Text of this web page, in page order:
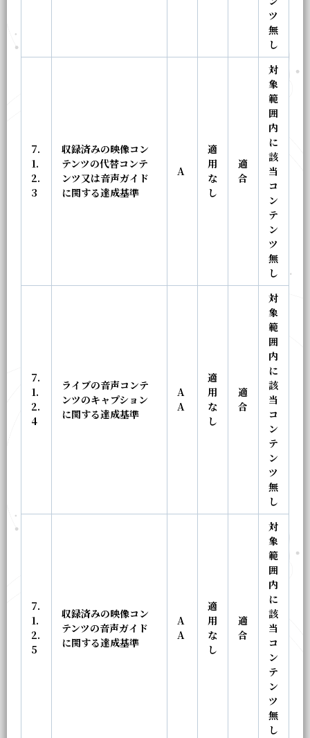
ツ
無
し
7.
1.
2.
3
収録済みの映像コン
テンツの代替コンテ
ンツ又は音声ガイド
に関する達成基準
A
適
用
な
し
適
合
対
象
範
囲
内
に
該
当
コ
ン
テ
ン
ツ
無
し
7.
1.
2.
4
ライブの音声コンテ
ンツのキャプション
に関する達成基準
A
A
適
用
な
し
適
合
対
象
範
囲
内
に
該
当
コ
ン
テ
ン
ツ
無
し
7.
1.
2.
5
収録済みの映像コン
テンツの音声ガイド
に関する達成基準
A
A
適
用
な
し
適
合
対
象
範
囲
内
に
該
当
コ
ン
テ
ン
ツ
無
し